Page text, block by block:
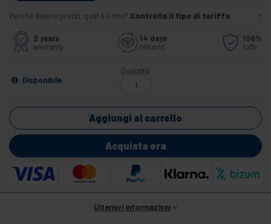
Perché diversi prezzi, qual è il mio? Controlla il tipo di tariffa
2 years
warranty
14 days
returns
100%
safe
Disponibile
Quantità
Aggiungi al carrello
Acquista ora
Ulteriori informazioni